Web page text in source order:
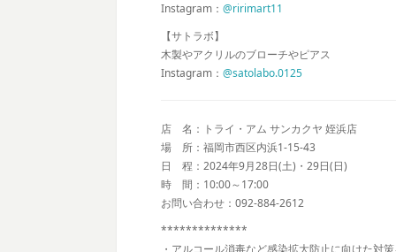
Instagram： @ririmart11
【サトラボ】
木製やアクリルのブローチやピアス
Instagram： @satolabo.0125
店 名：トライ・アム サンカクヤ 姪浜店
場 所：福岡市西区内浜1-15-43
日 程：2024年9月28日(土)・29日(日)
時 間：10:00～17:00
お問い合わせ：092-884-2612
**************